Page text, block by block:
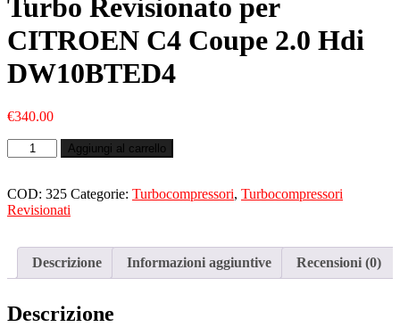
Turbo Revisionato per
CITROEN C4 Coupe 2.0 Hdi
DW10BTED4
€340.00
Turbo
Revisionato
CITROEN
C4
DW10BTED4
Aggiungi al carrello
COD: 325 Categorie: Turbocompressori, Turbocompressori
Revisionati
Descrizione Informazioni aggiuntive Recensioni (0)
Descrizione